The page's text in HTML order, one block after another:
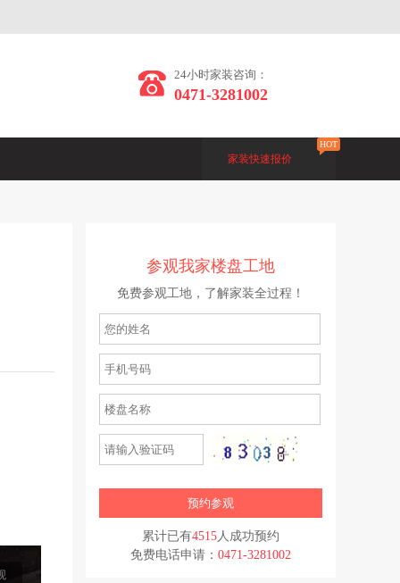
24小时家装咨询：
0471-3281002
家装快速报价
HOT
参观我家楼盘工地
免费参观工地，了解家装全过程！
累计已有4515人成功预约
免费电话申请： 0471-3281002